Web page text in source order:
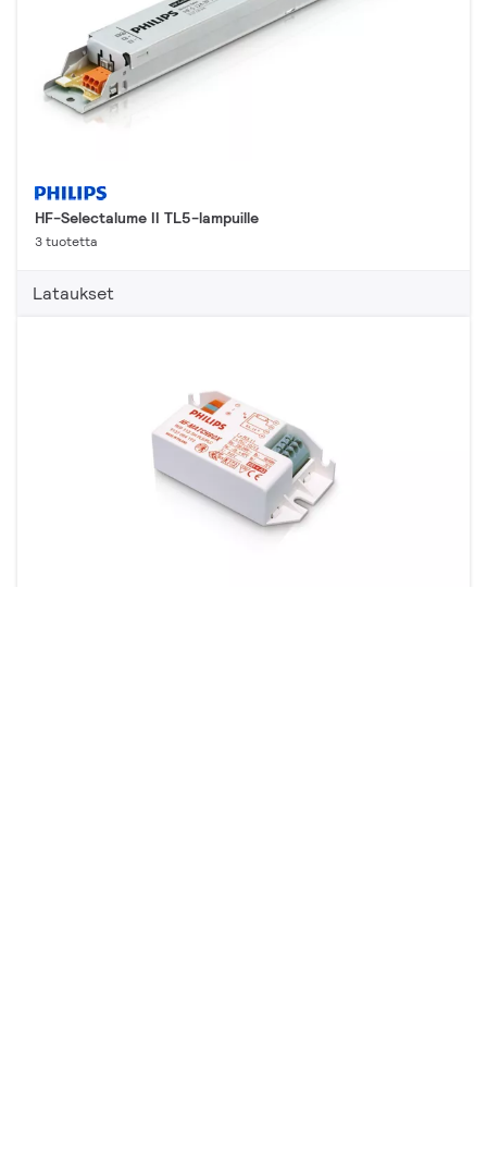
HF-Selectalume II TL5-lampuille
3 tuotetta
Lataukset